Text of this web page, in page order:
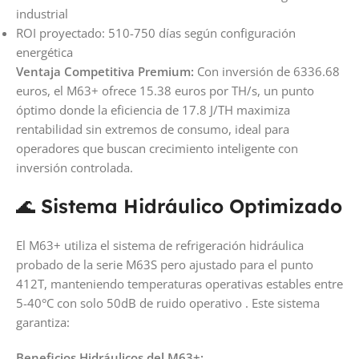
industrial
ROI proyectado: 510-750 días según configuración
energética
Ventaja Competitiva Premium: Con inversión de 6336.68
euros, el M63+ ofrece 15.38 euros por TH/s, un punto
óptimo donde la eficiencia de 17.8 J/TH maximiza
rentabilidad sin extremos de consumo, ideal para
operadores que buscan crecimiento inteligente con
inversión controlada.
🌊 Sistema Hidráulico Optimizado
El M63+ utiliza el sistema de refrigeración hidráulica
probado de la serie M63S pero ajustado para el punto
412T, manteniendo temperaturas operativas estables entre
5-40°C con solo 50dB de ruido operativo . Este sistema
garantiza: